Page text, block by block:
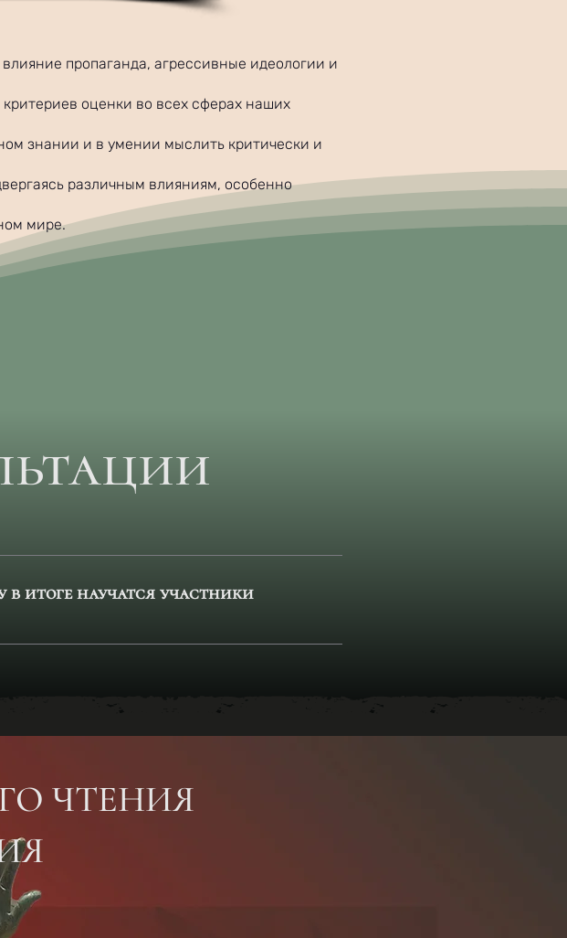
пропаганда, агрессивные идеологии и
оценки во всех сферах наших
знании и в умении мыслить критически и
различным влияниям, особенно
мире.
в итоге научатся участники
ЧТЕНИЯ